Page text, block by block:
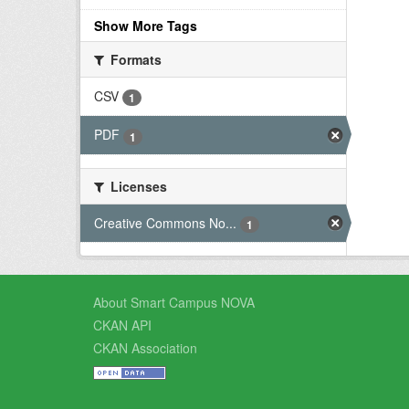
Show More Tags
Formats
CSV
1
PDF 1
Licenses
Creative Commons No...
1
About Smart Campus NOVA
CKAN API
CKAN Association